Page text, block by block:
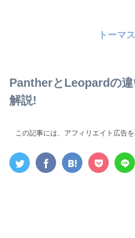
トーマ
PantherとLeopardの違
解説!
この記事には、アフィリエイト広告を